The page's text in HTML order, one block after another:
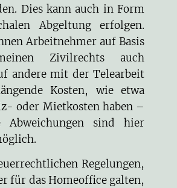
Dies kann auch in Form
Abgeltung erfolgen.
Arbeitnehmer auf Basis
Zivilrechts auch
andere mit der Telearbeit
Kosten, wie etwa
oder Mietkosten haben –
Abweichungen sind hier
Regelungen,
für das Homeoffice galten,